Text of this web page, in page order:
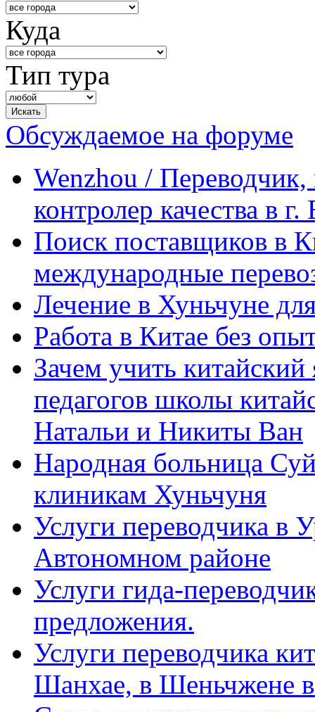
Куда
Тип тура
Обсуждаемое на форуме
Wenzhou / Переводчик,
контролер качества в
Поиск поставщиков в
международные
Лечение в Хуньчуне
Работа в Китае без
Зачем учить
педагогов школы
Натальи и Никиты Ван
Народная больница
клиникам Хуньчуня
Услуги переводчика в
Автономном районе
Услуги гида-
предложения.
Услуги переводчика
Шанхае, в Шеньчжене